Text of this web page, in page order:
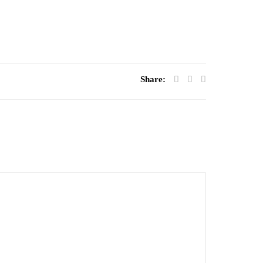
Share: